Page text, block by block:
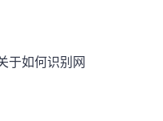
于如何识别网